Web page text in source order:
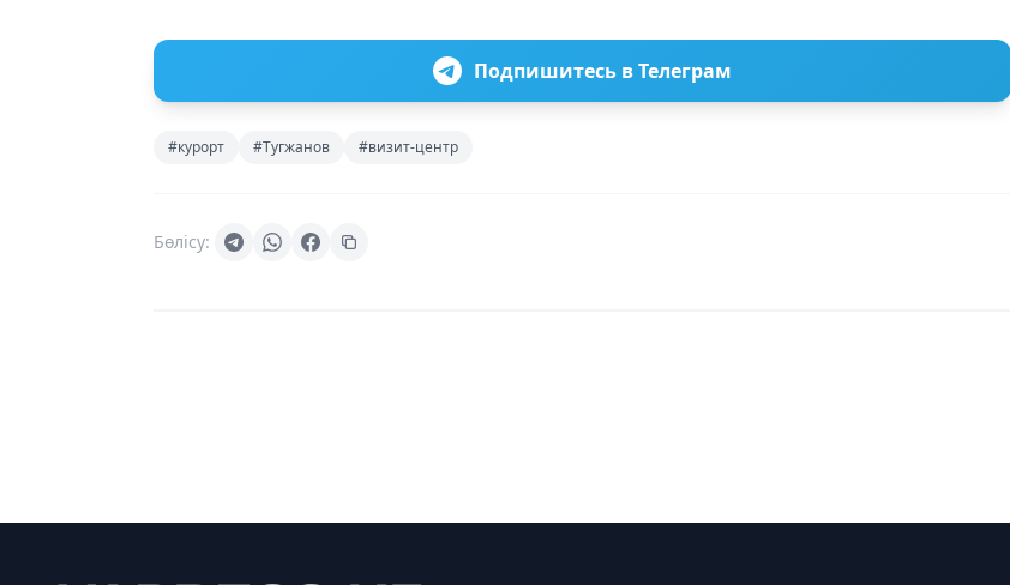
Подпишитесь в Телеграм
#курорт #Тугжанов #визит-центр
Бөлісу: